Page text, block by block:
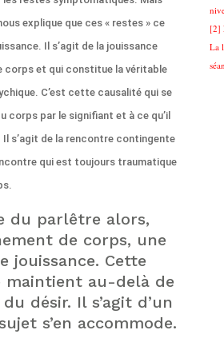
explique que ces « restes » ce
Il s’agit de la jouissance
corps et qui constitue la véritable
C’est cette causalité qui se
corps par le signifiant et à ce qu’il
s’agit de la rencontre contingente
qui est toujours traumatique
du parlêtre alors,
de corps, une
jouissance. Cette
maintient au-delà de
désir. Il s’agit d’un
s’en accommode.
[2]
La